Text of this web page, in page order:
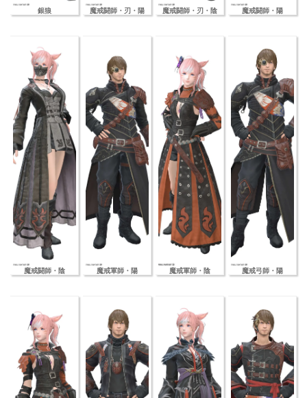
銀狼 魔戒闘師・刃・陽 魔戒闘師・刃・陰 魔戒闘師・陽
魔戒闘師・陰 魔戒軍師・陽 魔戒軍師・陰 魔戒弓師・陽